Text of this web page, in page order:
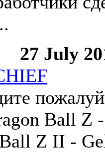
27 July
Ball Z
Z II -